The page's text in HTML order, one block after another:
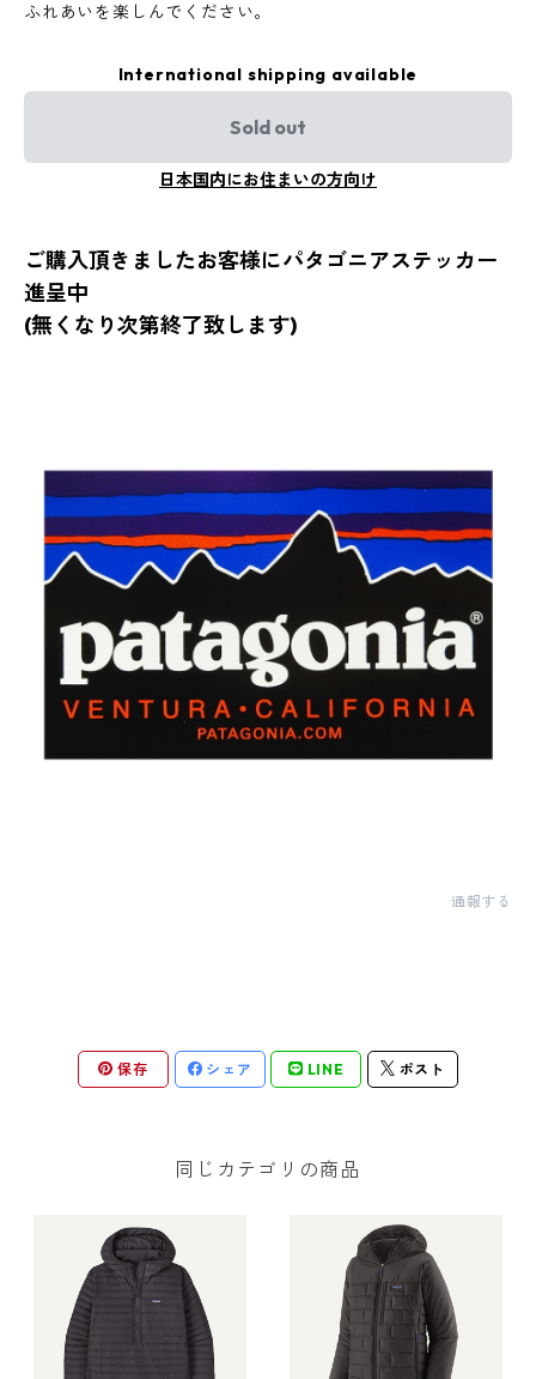
ふれあいを楽しんでください。
International shipping available
Sold out
日本国内にお住まいの方向け
ご購入頂きましたお客様にパタゴニアステッカー
進呈中
(無くなり次第終了致します)
通報する
保存 シェア LINE ポスト
同じカテゴリの商品